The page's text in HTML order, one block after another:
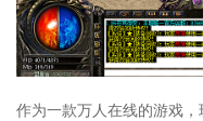
作为一款万人在线的游戏